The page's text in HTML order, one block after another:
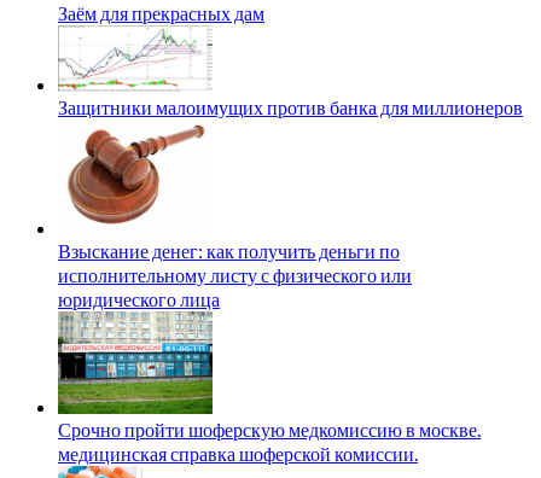
Заём для прекрасных дам
Защитники малоимущих против банка для миллионеров
Взыскание денег: как получить деньги по
исполнительному листу с физического или
юридического лица
Срочно пройти шоферскую медкомиссию в москве.
медицинская справка шоферской комиссии.